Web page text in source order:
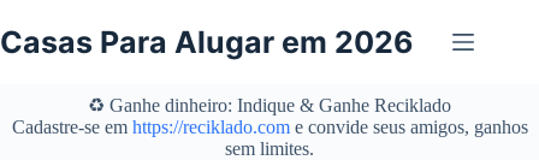
para
oCasas Para Alugar em 2026
♻️ Ganhe dinheiro: Indique & Ganhe Reciklado
Cadastre-se em https://reciklado.come convide seus amigos, ganhos
sem limites.